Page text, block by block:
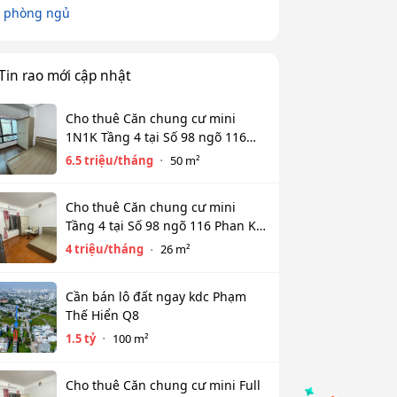
phòng ngủ
rao mới cập nhật
Cho thuê Căn chung cư mini
1N1K Tầng 4 tại Số 98 ngõ 116
Phan Kế Bính, Ba Đình. Chỉ 6.5tr
6.5 triệu/tháng 50 m²
Cho thuê Căn chung cư mini
Tầng 4 tại Số 98 ngõ 116 Phan Kế
Bính, Cống Vị, Ba Đình. Chỉ 4tr
4 triệu/tháng 26 m²
Cần bán lô đất ngay kdc Phạm
Thế Hiển Q8
1.5 tỷ 100 m²
Cho thuê Căn chung cư mini Full